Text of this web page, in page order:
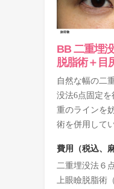
BB 二重埋
脱脂術＋目
自然な幅の二
没法6点固定
重のラインを
術を併用して
費用（税込、
二重埋没法６
上眼瞼脱脂術